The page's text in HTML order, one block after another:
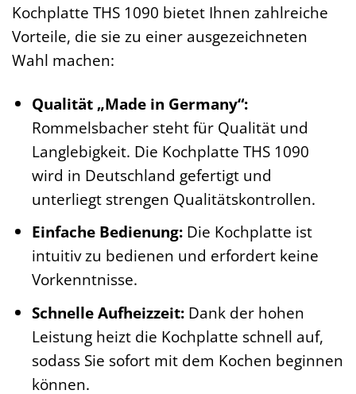
Kochplatte THS 1090 bietet Ihnen zahlreiche
Vorteile, die sie zu einer ausgezeichneten
Wahl machen:
Qualität „Made in Germany“:
Rommelsbacher steht für Qualität und
Langlebigkeit. Die Kochplatte THS 1090
wird in Deutschland gefertigt und
unterliegt strengen Qualitätskontrollen.
Einfache Bedienung:Die Kochplatte ist
intuitiv zu bedienen und erfordert keine
Vorkenntnisse.
Schnelle Aufheizzeit:Dank der hohen
Leistung heizt die Kochplatte schnell auf,
sodass Sie sofort mit dem Kochen beginnen
können.